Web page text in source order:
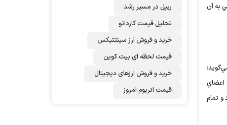
به آن
اعضاي
و تمام
ریپل در مسیر رشد
تحلیل قیمت کاردانو
خرید و فروش ارز سینتتیکس
قیمت لحظه ای بیت کوین
خرید و فروش ارزهای دیجیتال
قیمت اتریوم امروز